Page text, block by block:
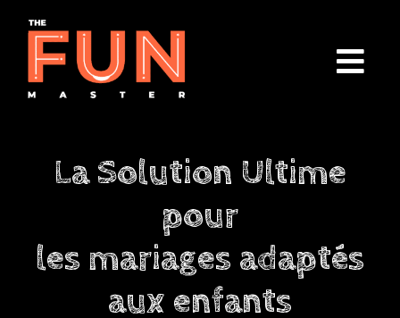
La Solution Ultime
pour
les mariages adaptés
aux enfants